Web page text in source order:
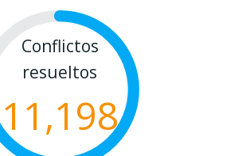
Conflictos
resueltos
11,198